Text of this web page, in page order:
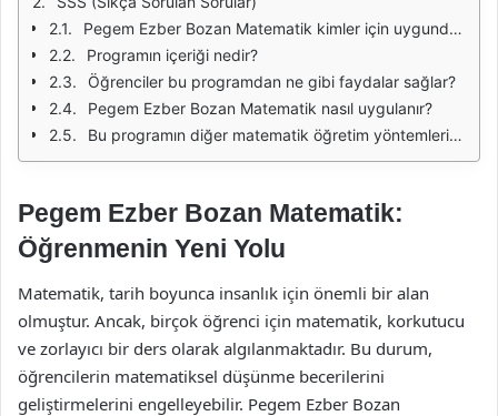
Pegem Ezber Bozan Matematik kimler için uygundur?
Programın içeriği nedir?
Öğrenciler bu programdan ne gibi faydalar sağlar?
Pegem Ezber Bozan Matematik nasıl uygulanır?
Bu programın diğer matematik öğretim yöntemlerinden farkı nedir?
Pegem Ezber Bozan Matematik:
Öğrenmenin Yeni Yolu
Matematik, tarih boyunca insanlık için önemli bir alan
olmuştur. Ancak, birçok öğrenci için matematik, korkutucu
ve zorlayıcı bir ders olarak algılanmaktadır. Bu durum,
öğrencilerin matematiksel düşünme becerilerini
geliştirmelerini engelleyebilir. Pegem Ezber Bozan